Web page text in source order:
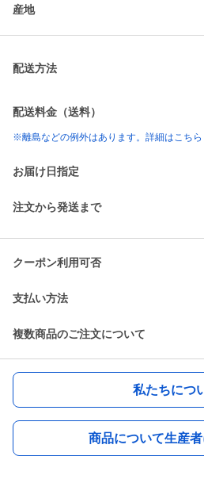
産地
配送方法
配送料金（送料）
※離島などの例外はあります。詳細はこちら
お届け日指定
注文から発送まで
クーポン利用可否
支払い方法
複数商品のご注文について
私たちにつ
商品について生産